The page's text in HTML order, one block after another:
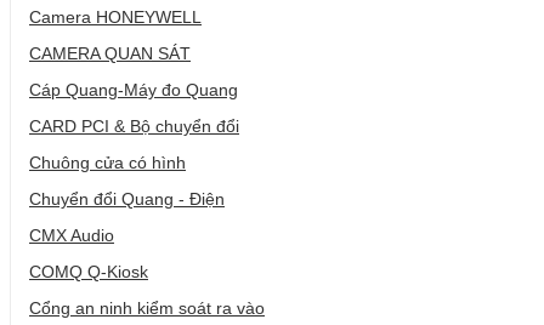
Camera HONEYWELL
CAMERA QUAN SÁT
Cáp Quang-Máy đo Quang
CARD PCI & Bộ chuyển đổi
Chuông cửa có hình
Chuyển đổi Quang - Điện
CMX Audio
COMQ Q-Kiosk
Cổng an ninh kiểm soát ra vào